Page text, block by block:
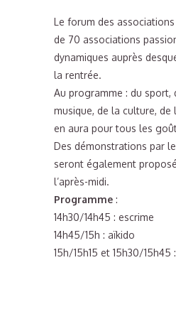
Le forum des associations
de 70 associations
dynamiques auprès
la rentrée.
Au programme : du sport,
musique, de la culture,
en aura pour tous les
Des démonstrations par
seront également
l’après-midi.
Programme :
14h30/14h45 : escrime
14h45/15h : aïkido
15h/15h15 et 15h30/15h45